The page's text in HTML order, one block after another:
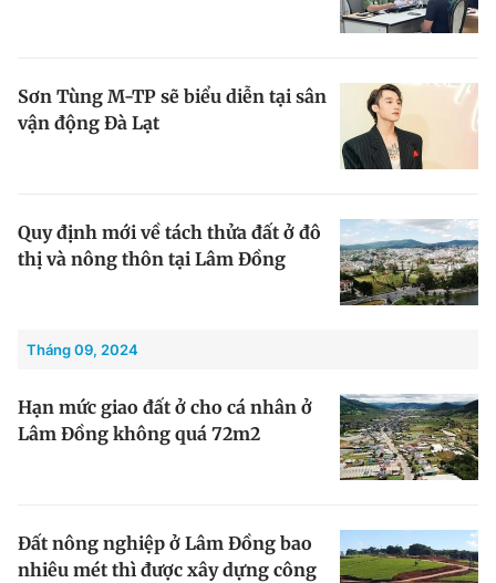
Sơn Tùng M-TP sẽ biểu diễn tại sân
vận động Đà Lạt
Quy định mới về tách thửa đất ở đô
thị và nông thôn tại Lâm Đồng
Tháng 09, 2024
Hạn mức giao đất ở cho cá nhân ở
Lâm Đồng không quá 72m2
Đất nông nghiệp ở Lâm Đồng bao
nhiêu mét thì được xây dựng công